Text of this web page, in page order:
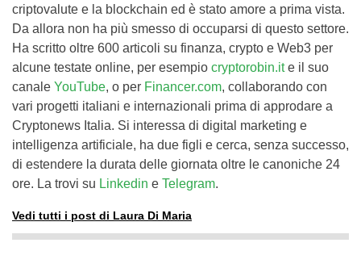
criptovalute e la blockchain ed è stato amore a prima vista.
Da allora non ha più smesso di occuparsi di questo settore.
Ha scritto oltre 600 articoli su finanza, crypto e Web3 per
alcune testate online, per esempio cryptorobin.it e il suo
canale YouTube, o per Financer.com, collaborando con
vari progetti italiani e internazionali prima di approdare a
Cryptonews Italia. Si interessa di digital marketing e
intelligenza artificiale, ha due figli e cerca, senza successo,
di estendere la durata delle giornata oltre le canoniche 24
ore. La trovi su Linkedin e Telegram.
Vedi tutti i post di Laura Di Maria